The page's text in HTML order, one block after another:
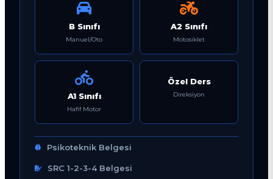
B Sınıfı
Manuel/Oto
A2 Sınıfı
Motosiklet
A1 Sınıfı
Hafif Motor
Özel Ders
Direksiyon
Psikoteknik Belgesi
SRC 1-2-3-4 Belgesi